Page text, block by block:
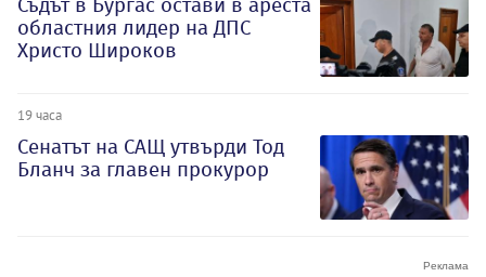
областния лидер на ДПС
Христо Широков
19 часа
Сенатът на САЩ утвърди Тод
Бланч за главен прокурор